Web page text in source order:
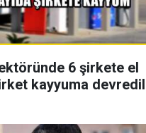
6 şirkete el
kayyuma